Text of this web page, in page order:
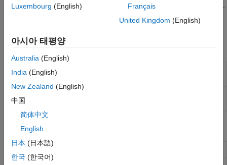
TCP/IP 서버 또는 시리얼 서버에 데이터를 읽거나 쓸 수 있습니다.
블록
Modbus Client
Read
Write
함수
Luxembourg (English)
Français
United Kingdom (English)
아시아 태평양
Australia (English)
India (English)
New Zealand (English)
中国
简体中文
English
日本 (日本語)
한국 (한국어)